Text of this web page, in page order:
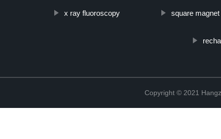
x ray fluoroscopy square
Copyright © 2021